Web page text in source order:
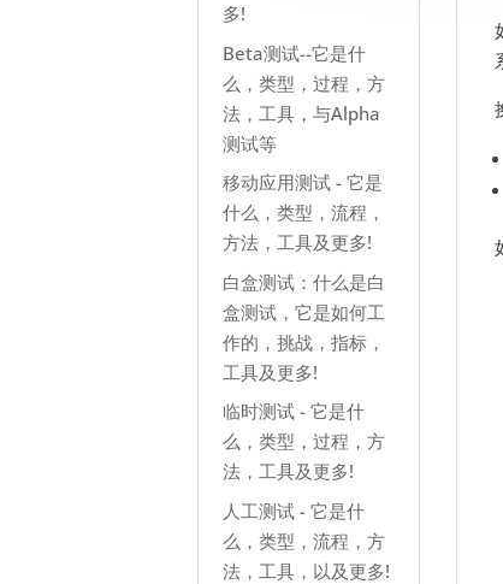
多!
Beta测试--它是什
么，类型，过程，方
法，工具，与Alpha
测试等
移动应用测试 - 它是
什么，类型，流程，
方法，工具及更多!
白盒测试：什么是白
盒测试，它是如何工
作的，挑战，指标，
工具及更多!
临时测试 - 它是什
么，类型，过程，方
法，工具及更多!
人工测试 - 它是什
么，类型，流程，方
法，工具，以及更多!